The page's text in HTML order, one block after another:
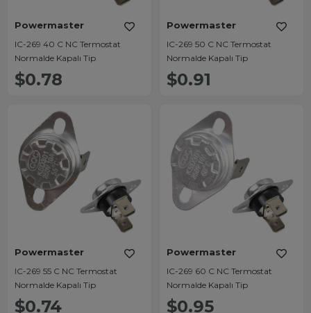
Powermaster
IC-269 40 C NC Termostat
Normalde Kapalı Tip
$0.78
Powermaster
IC-269 50 C NC Termostat
Normalde Kapalı Tip
$0.91
Powermaster
IC-269 55 C NC Termostat
Normalde Kapalı Tip
$0.74
Powermaster
IC-269 60 C NC Termostat
Normalde Kapalı Tip
$0.95